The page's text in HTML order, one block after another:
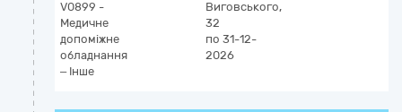
V0899 -
Медичне
допоміжне
обладнання
– Інше
Виговського,
32
по 31-12-
2026